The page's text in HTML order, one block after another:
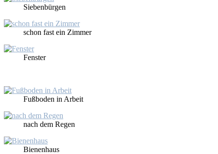
Sie­ben­bür­gen
schon fast ein Zim­mer
Fens­ter
Fuß­bo­den in Ar­beit
nach dem Re­gen
Bie­nen­haus